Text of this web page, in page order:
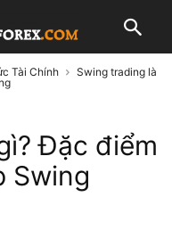
Tài Chính
Swing trading là
Đặc điểm
Swing